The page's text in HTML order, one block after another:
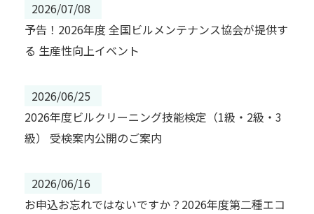
2026/07/08
予告！2026年度 全国ビルメンテナンス協会が提供す
る 生産性向上イベント
2026/06/25
2026年度ビルクリーニング技能検定（1級・2級・3
級） 受検案内公開のご案内
2026/06/16
お申込お忘れではないですか？2026年度第二種エコ